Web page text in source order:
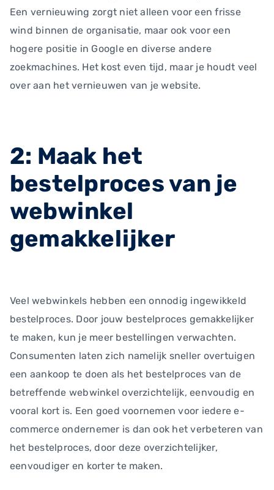
Een vernieuwing zorgt niet alleen voor een frisse
wind binnen de organisatie, maar ook voor een
hogere positie in Google en diverse andere
zoekmachines. Het kost even tijd, maar je houdt veel
over aan het vernieuwen van je website.
2: Maak het
bestelproces van je
webwinkel
gemakkelijker
Veel webwinkels hebben een onnodig ingewikkeld
bestelproces. Door jouw bestelproces gemakkelijker
te maken, kun je meer bestellingen verwachten.
Consumenten laten zich namelijk sneller overtuigen
een aankoop te doen als het bestelproces van de
betreffende webwinkel overzichtelijk, eenvoudig en
vooral kort is. Een goed voornemen voor iedere e-
commerce ondernemer is dan ook het verbeteren van
het bestelproces, door deze overzichtelijker,
eenvoudiger en korter te maken.